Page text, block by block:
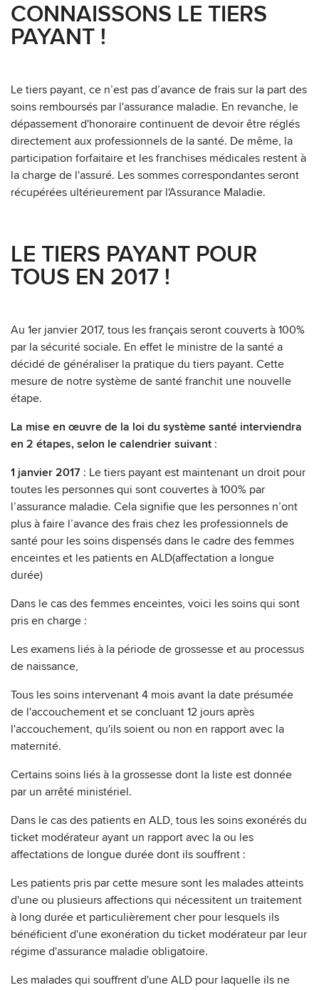
CONNAISSONS LE TIERS
PAYANT !
Le tiers payant, ce n’est pas d’avance de frais sur la part des
soins remboursés par l'assurance maladie. En revanche, le
dépassement d'honoraire continuent de devoir être réglés
directement aux professionnels de la santé. De même, la
participation forfaitaire et les franchises médicales restent à
la charge de l'assuré. Les sommes correspondantes seront
récupérées ultérieurement par l'Assurance Maladie.
LE TIERS PAYANT POUR
TOUS EN 2017 !
Au 1er janvier 2017, tous les français seront couverts à 100%
par la sécurité sociale. En effet le ministre de la santé a
décidé de généraliser la pratique du tiers payant. Cette
mesure de notre système de santé franchit une nouvelle
étape.
La mise en œuvre de la loi du système santé interviendra
en 2 étapes, selon le calendrier suivant :
1 janvier 2017 : Le tiers payant est maintenant un droit pour
toutes les personnes qui sont couvertes à 100% par
l’assurance maladie. Cela signifie que les personnes n’ont
plus à faire l’avance des frais chez les professionnels de
santé pour les soins dispensés dans le cadre des femmes
enceintes et les patients en ALD(affectation a longue
durée)
Dans le cas des femmes enceintes, voici les soins qui sont
pris en charge :
Les examens liés à la période de grossesse et au processus
de naissance,
Tous les soins intervenant 4 mois avant la date présumée
de l'accouchement et se concluant 12 jours après
l'accouchement, qu'ils soient ou non en rapport avec la
maternité.
Certains soins liés à la grossesse dont la liste est donnée
par un arrêté ministériel.
Dans le cas des patients en ALD, tous les soins exonérés du
ticket modérateur ayant un rapport avec la ou les
affectations de longue durée dont ils souffrent :
Les patients pris par cette mesure sont les malades atteints
d'une ou plusieurs affections qui nécessitent un traitement
à long durée et particulièrement cher pour lesquels ils
bénéficient d'une exonération du ticket modérateur par leur
régime d'assurance maladie obligatoire.
Les malades qui souffrent d'une ALD pour laquelle ils ne